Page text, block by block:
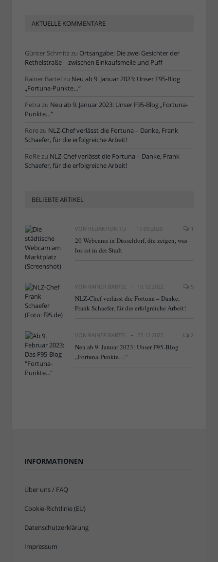
AKTUELLE KOMMENTARE
Günter Schmitzzu Ortsangabe: Die zwei Gesichter der
Rethelstraße – zwischen Einkaufsmeile und Puff
Rainer Bartel zu Neu ab 9. Januar 2023: Unser F95-Blog
„Fortuna-Punkte…“
Petra zu Neu ab 9. Januar 2023: Unser F95-Blog „Fortuna-
Punkte…“
Rorezu NLZ-Chef verlässt die Fortuna – Danke, Frank
Schaefer, für die erfolgreiche Arbeit!
RoRezu NLZ-Chef verlässt die Fortuna – Danke, Frank
Schaefer, für die erfolgreiche Arbeit!
BELIEBTE ARTIKEL
VON REDAKTION TD 17.09.2020 1
20 Webcams in Düsseldorf, die zeigen, was
los ist in der Stadt
VON RAINER BARTEL 10.12.2022 5
NLZ-Chef verlässt die Fortuna – Danke,
Frank Schaefer, für die erfolgreiche Arbeit!
VON RAINER BARTEL 22.12.2022 2
Neu ab 9. Januar 2023: Unser F95-Blog
„Fortuna-Punkte…“
INFORMATIONEN
Über uns / FAQ
Cookie-Richtlinie (EU)
Datenschutzerklärung
Impressum